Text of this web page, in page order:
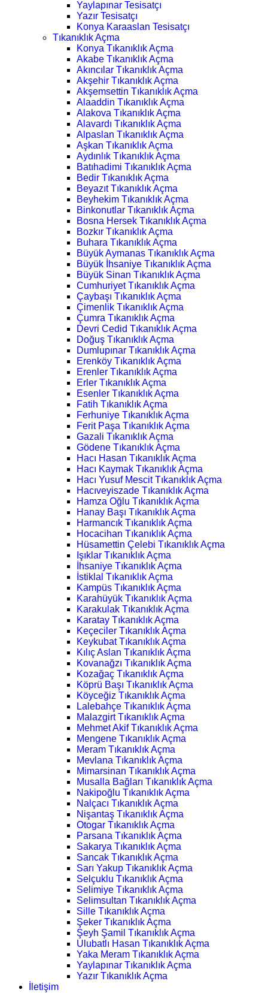
Yaylapınar Tesisatçı
Yazır Tesisatçı
Konya Karaaslan Tesisatçı
Tıkanıklık Açma
Konya Tıkanıklık Açma
Akabe Tıkanıklık Açma
Akıncılar Tıkanıklık Açma
Akşehir Tıkanıklık Açma
Akşemsettin Tıkanıklık Açma
Alaaddin Tıkanıklık Açma
Alakova Tıkanıklık Açma
Alavardı Tıkanıklık Açma
Alpaslan Tıkanıklık Açma
Aşkan Tıkanıklık Açma
Aydınlık Tıkanıklık Açma
Batıhadimi Tıkanıklık Açma
Bedir Tıkanıklık Açma
Beyazıt Tıkanıklık Açma
Beyhekim Tıkanıklık Açma
Binkonutlar Tıkanıklık Açma
Bosna Hersek Tıkanıklık Açma
Bozkır Tıkanıklık Açma
Buhara Tıkanıklık Açma
Büyük Aymanas Tıkanıklık Açma
Büyük İhsaniye Tıkanıklık Açma
Büyük Sinan Tıkanıklık Açma
Cumhuriyet Tıkanıklık Açma
Çaybaşı Tıkanıklık Açma
Çimenlik Tıkanıklık Açma
Çumra Tıkanıklık Açma
Devri Cedid Tıkanıklık Açma
Doğuş Tıkanıklık Açma
Dumlupınar Tıkanıklık Açma
Erenköy Tıkanıklık Açma
Erenler Tıkanıklık Açma
Erler Tıkanıklık Açma
Esenler Tıkanıklık Açma
Fatih Tıkanıklık Açma
Ferhuniye Tıkanıklık Açma
Ferit Paşa Tıkanıklık Açma
Gazali Tıkanıklık Açma
Gödene Tıkanıklık Açma
Hacı Hasan Tıkanıklık Açma
Hacı Kaymak Tıkanıklık Açma
Hacı Yusuf Mescit Tıkanıklık Açma
Hacıveyiszade Tıkanıklık Açma
Hamza Oğlu Tıkanıklık Açma
Hanay Başı Tıkanıklık Açma
Harmancık Tıkanıklık Açma
Hocacihan Tıkanıklık Açma
Hüsamettin Çelebi Tıkanıklık Açma
Işıklar Tıkanıklık Açma
İhsaniye Tıkanıklık Açma
İstiklal Tıkanıklık Açma
Kampüs Tıkanıklık Açma
Karahüyük Tıkanıklık Açma
Karakulak Tıkanıklık Açma
Karatay Tıkanıklık Açma
Keçeciler Tıkanıklık Açma
Keykubat Tıkanıklık Açma
Kılıç Aslan Tıkanıklık Açma
Kovanağzı Tıkanıklık Açma
Kozağaç Tıkanıklık Açma
Köprü Başı Tıkanıklık Açma
Köyceğiz Tıkanıklık Açma
Lalebahçe Tıkanıklık Açma
Malazgirt Tıkanıklık Açma
Mehmet Akif Tıkanıklık Açma
Mengene Tıkanıklık Açma
Meram Tıkanıklık Açma
Mevlana Tıkanıklık Açma
Mimarsinan Tıkanıklık Açma
Musalla Bağları Tıkanıklık Açma
Nakipoğlu Tıkanıklık Açma
Nalçacı Tıkanıklık Açma
Nişantaş Tıkanıklık Açma
Otogar Tıkanıklık Açma
Parsana Tıkanıklık Açma
Sakarya Tıkanıklık Açma
Sancak Tıkanıklık Açma
Sarı Yakup Tıkanıklık Açma
Selçuklu Tıkanıklık Açma
Selimiye Tıkanıklık Açma
Selimsultan Tıkanıklık Açma
Sille Tıkanıklık Açma
Şeker Tıkanıklık Açma
Şeyh Şamil Tıkanıklık Açma
Ulubatlı Hasan Tıkanıklık Açma
Yaka Meram Tıkanıklık Açma
Yaylapınar Tıkanıklık Açma
Yazır Tıkanıklık Açma
İletişim